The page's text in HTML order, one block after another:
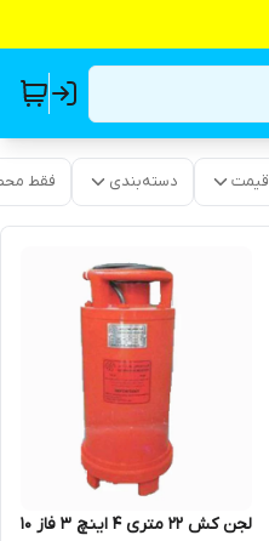
قیمت دسته‌بندی فقط
لجن کش ۲۲ متری ۴ اینچ ۳ فاز ۱۰